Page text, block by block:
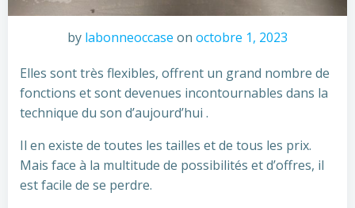
by labonneoccase on octobre 1, 2023
Elles sont très flexibles, offrent un grand nombre de
fonctions et sont devenues incontournables dans la
technique du son d’aujourd’hui .
Il en existe de toutes les tailles et de tous les prix.
Mais face à la multitude de possibilités et d’offres, il
est facile de se perdre.